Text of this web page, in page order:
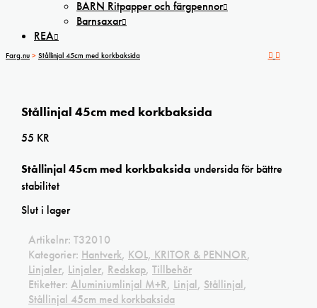
BARN Ritpapper och färgpennor
Barnsaxar
REA
Farg.nu > Stållinjal 45cm med korkbaksida
Stållinjal 45cm med korkbaksida
55 KR
Stållinjal 45cm med korkbaksida undersida för bättre
stabilitet
Slut i lager
Artikelnr: T32010
Kategorier: Hantverk, KOL, KRITOR & PENNOR,
Linjaler, Linjaler, Redskap, Tillbehör
Etiketter: Aluminiumlinjal M+R, Linjal, Stållinjal,
Stållinjal 45cm med korkbaksida